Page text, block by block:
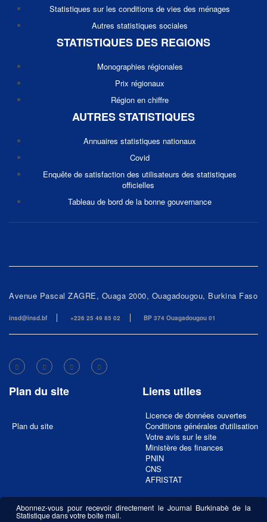
Statistiques sur les conditions de vies des ménages
Autres statistiques sociales
STATISTIQUES DES REGIONS
Monographies régionales
Prix régionaux
Région en chiffre
AUTRES STATISTIQUES
Annuaires statistiques nationaux
Covid
Enquête de satisfaction des utilisateurs des statistiques
officielles
Tableau de bord de la bonne gouvernance
Avenue Pascal ZAGRE, Ouaga 2000, Ouagadougou, Burkina Faso
insd@insd.bf +226 25 49 85 02 BP 374 Ouagadougou 01
Plan du site
Plan du site
Liens utiles
Licence de données ouvertes
Conditions générales d'utilisation
Votre avis sur le site
Ministère des finances
PNIN
CNS
AFRISTAT
Abonnez-vous pour recevoir directement le Journal Burkinabè de la
Statistique dans votre boîte mail.